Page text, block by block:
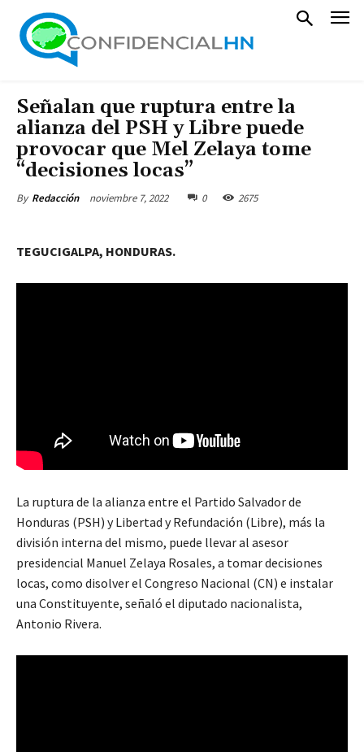
Señalan que ruptura entre la
alianza del PSH y Libre puede
provocar que Mel Zelaya tome
“decisiones locas”
By Redacción noviembre 7, 2022 0 2675
TEGUCIGALPA, HONDURAS.
La ruptura de la alianza entre el Partido Salvador de
Honduras (PSH) y Libertad y Refundación (Libre), más la
división interna del mismo, puede llevar al asesor
presidencial Manuel Zelaya Rosales, a tomar decisiones
locas, como disolver el Congreso Nacional (CN) e instalar
una Constituyente, señaló el diputado nacionalista,
Antonio Rivera.